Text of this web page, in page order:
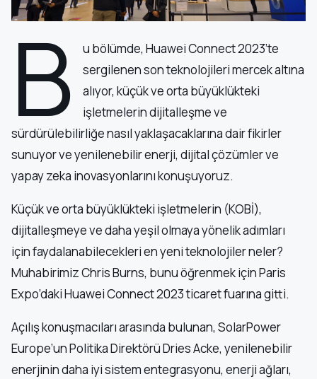
B
u bölümde, Huawei Connect 2023’te
sergilenen son teknolojileri mercek altına
alıyor, küçük ve orta büyüklükteki
işletmelerin dijitalleşme ve
sürdürülebilirliğe nasıl yaklaşacaklarına dair fikirler
sunuyor ve yenilenebilir enerji, dijital çözümler ve
yapay zeka inovasyonlarını konuşuyoruz.
Küçük ve orta büyüklükteki işletmelerin (KOBİ),
dijitalleşmeye ve daha yeşil olmaya yönelik adımları
için faydalanabilecekleri en yeni teknolojiler neler?
Muhabirimiz Chris Burns, bunu öğrenmek için Paris
Expo’daki Huawei Connect 2023 ticaret fuarına gitti.
Açılış konuşmacıları arasında bulunan, SolarPower
Europe’un Politika Direktörü Dries Acke, yenilenebilir
enerjinin daha iyi sistem entegrasyonu, enerji ağları,